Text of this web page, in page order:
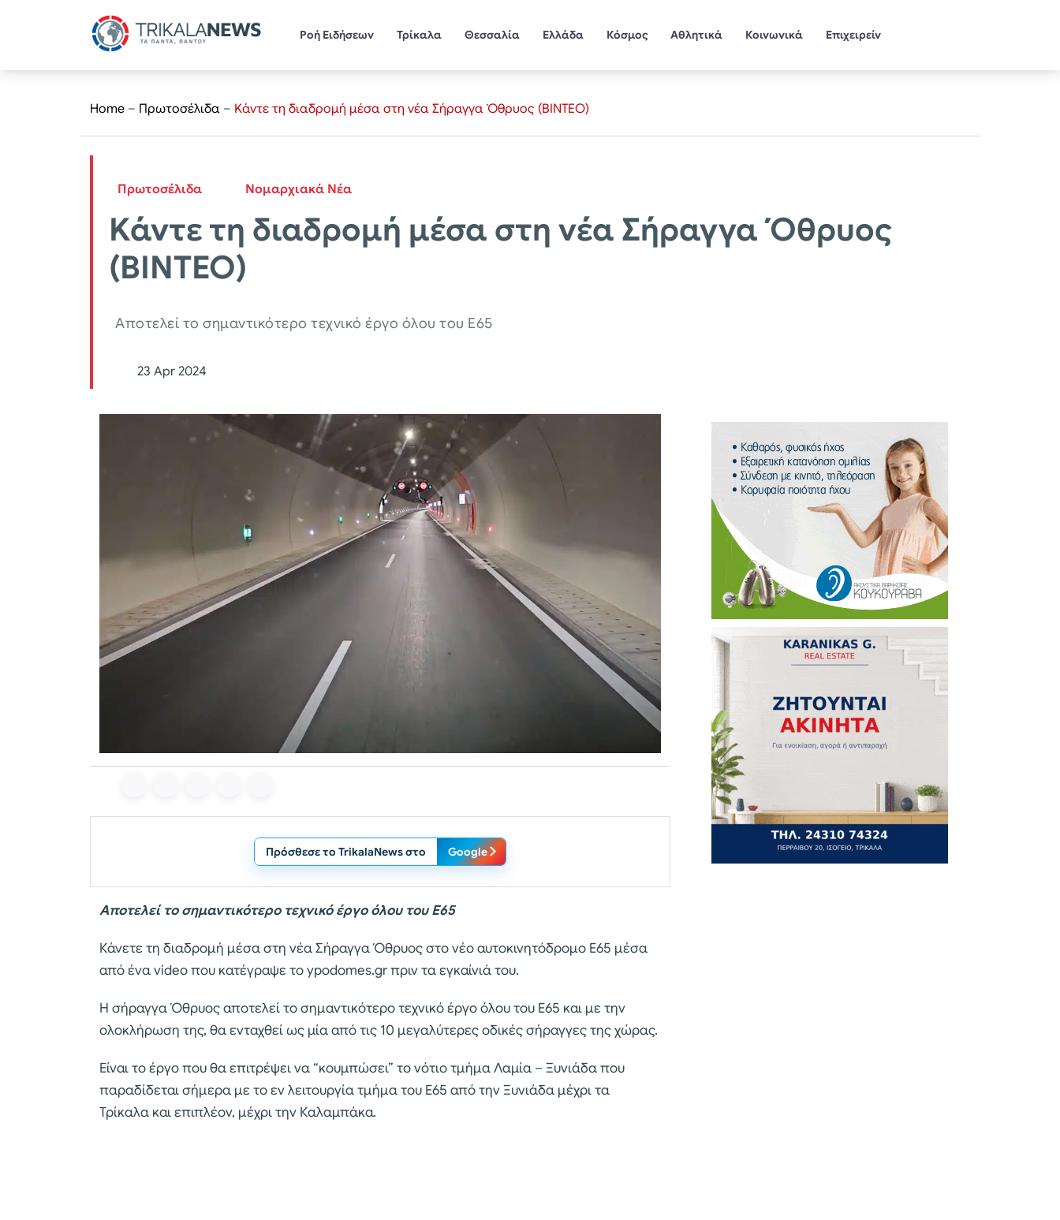
Ροή Ειδήσεων Τρίκαλα Θεσσαλία Ελλάδα Κόσμος Αθλητικά Κοινωνικά Επιχειρείν
Home – Πρωτοσέλιδα – Kάντε τη διαδρομή μέσα στη νέα Σήραγγα Όθρυος (ΒΙΝΤΕΟ)
Πρωτοσέλιδα Νομαρχιακά Νέα
Kάντε τη διαδρομή μέσα στη νέα Σήραγγα Όθρυος
(ΒΙΝΤΕΟ)
Αποτελεί το σημαντικότερο τεχνικό έργο όλου του Ε65
23 Apr 2024
Πρόσθεσε το TrikalaNews στο Google
Αποτελεί το σημαντικότερο τεχνικό έργο όλου του Ε65
Κάνετε τη διαδρομή μέσα στη νέα Σήραγγα Όθρυος στο νέο αυτοκινητόδρομο Ε65 μέσα
από ένα video που κατέγραψε το ypodomes.gr πριν τα εγκαίνιά του.
Η σήραγγα Όθρυος αποτελεί το σημαντικότερο τεχνικό έργο όλου του Ε65 και με την
ολοκλήρωση της, θα ενταχθεί ως μία από τις 10 μεγαλύτερες οδικές σήραγγες της χώρας.
Είναι το έργο που θα επιτρέψει να “κουμπώσει” το νότιο τμήμα Λαμία – Ξυνιάδα που
παραδίδεται σήμερα με το εν λειτουργία τμήμα του Ε65 από την Ξυνιάδα μέχρι τα
Τρίκαλα και επιπλέον, μέχρι την Καλαμπάκα.